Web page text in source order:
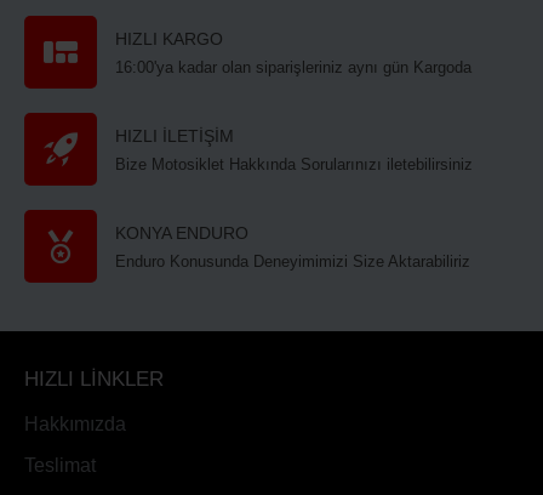
HIZLI KARGO
16:00'ya kadar olan siparişleriniz aynı gün Kargoda
HIZLI İLETİŞİM
Bize Motosiklet Hakkında Sorularınızı iletebilirsiniz
KONYA ENDURO
Enduro Konusunda Deneyimimizi Size Aktarabiliriz
HIZLI LİNKLER
Hakkımızda
Teslimat